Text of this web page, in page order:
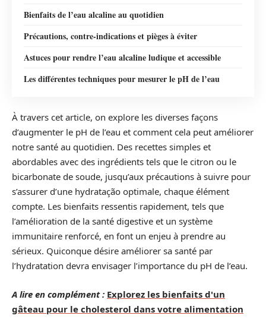
Bienfaits de l’eau alcaline au quotidien
Précautions, contre-indications et pièges à éviter
Astuces pour rendre l’eau alcaline ludique et accessible
Les différentes techniques pour mesurer le pH de l’eau
À travers cet article, on explore les diverses façons
d’augmenter le pH de l’eau et comment cela peut améliorer
notre santé au quotidien. Des recettes simples et
abordables avec des ingrédients tels que le citron ou le
bicarbonate de soude, jusqu’aux précautions à suivre pour
s’assurer d’une hydratação optimale, chaque élément
compte. Les bienfaits ressentis rapidement, tels que
l’amélioration de la santé digestive et un système
immunitaire renforcé, en font un enjeu à prendre au
sérieux. Quiconque désire améliorer sa santé par
l’hydratation devra envisager l’importance du pH de l’eau.
A lire en complément : Explorez les bienfaits d'un
gâteau pour le cholesterol dans votre alimentation